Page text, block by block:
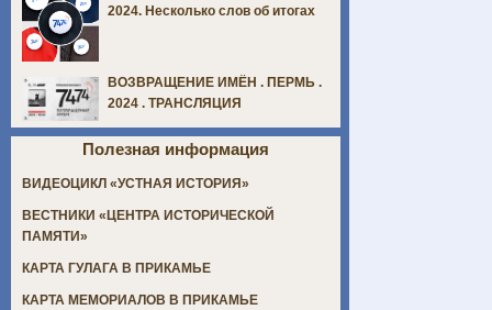
2024. Несколько слов об итогах
ВОЗВРАЩЕНИЕ ИМЁН . ПЕРМЬ .
2024 . ТРАНСЛЯЦИЯ
Полезная информация
ВИДЕОЦИКЛ «УСТНАЯ ИСТОРИЯ»
ВЕСТНИКИ «ЦЕНТРА ИСТОРИЧЕСКОЙ
ПАМЯТИ»
КАРТА ГУЛАГА В ПРИКАМЬЕ
КАРТА МЕМОРИАЛОВ В ПРИКАМЬЕ